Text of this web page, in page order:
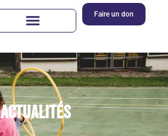
Faire un don
Actualités